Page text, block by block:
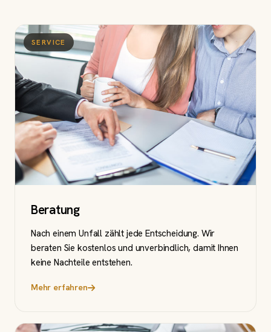
SERVICE
Beratung
Nach einem Unfall zählt jede Entscheidung. Wir
beraten Sie kostenlos und unverbindlich, damit Ihnen
keine Nachteile entstehen.
Mehr erfahren